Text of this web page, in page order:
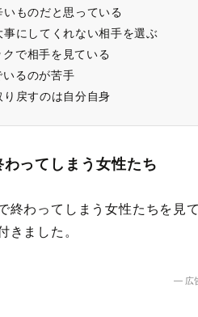
いものだと思っている
事にしてくれない相手を選ぶ
クで相手を見ている
いるのが苦手
り戻すのは自分自身
ってしまう女性たち
終わってしまう女性たちを見
きました。
― 広